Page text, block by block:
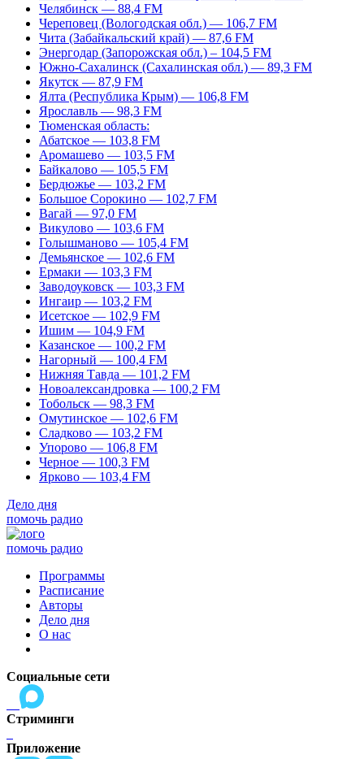
Челябинск — 88,4 FM
Череповец (Вологодская обл.) — 106,7 FM
Чита (Забайкальский край) — 87,6 FM
Энергодар (Запорожская обл.) – 104,5 FM
Южно-Сахалинск (Сахалинская обл.) — 89,3 FM
Якутск — 87,9 FM
Ялта (Республика Крым) — 106,8 FM
Ярославль — 98,3 FM
Тюменская область:
Абатское — 103,8 FM
Аромашево — 103,5 FM
Байкалово — 105,5 FM
Бердюжье — 103,2 FM
Большое Сорокино — 102,7 FM
Вагай — 97,0 FM
Викулово — 103,6 FM
Голышманово — 105,4 FM
Демьянское — 102,6 FM
Ермаки — 103,3 FM
Заводоуковск — 103,3 FM
Ингаир — 103,2 FM
Исетское — 102,9 FM
Ишим — 104,9 FM
Казанское — 100,2 FM
Нагорный — 100,4 FM
Нижняя Тавда — 101,2 FM
Новоалександровка — 100,2 FM
Тобольск — 98,3 FM
Омутинское — 102,6 FM
Сладково — 103,2 FM
Упорово — 106,8 FM
Черное — 100,3 FM
Ярково — 103,4 FM
Дело дня
помочь радио
помочь радио
Программы
Расписание
Авторы
Дело дня
О нас
Социальные сети
Стриминги
Приложение